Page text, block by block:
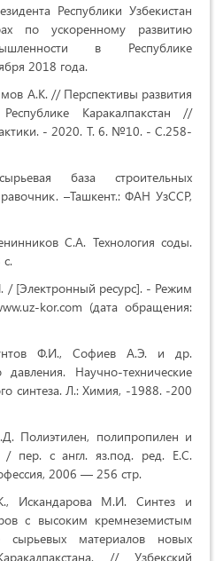
Республики Узбекистан
ускоренному развитию
в Республике
2018 года.
А.К. // Перспективы развития
Каракалпакстан //
- 2020. Т. 6. №10. - С.258-
база строительных
–Ташкент.: ФАН УзССР,
С.А. Технология соды.
/ [Электронный ресурс]. - Режим
kor.com (дата обращения:
Ф.И., Софиев А.Э. и др.
давления. Научно-технические
синтеза. Л.: Химия, -1988. -200
Полиэтилен, полипропилен и
/ пер. с англ. яз.под. ред. Е.С.
2006 — 256 стр.
Искандарова М.И. Синтез и
с высоким кремнеземистым
материалов новых
// Узбекский